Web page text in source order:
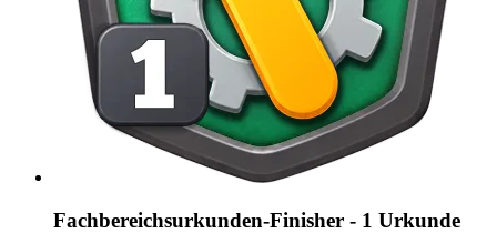
Fachbereichsurkunden-Finisher - 1 Urkunde